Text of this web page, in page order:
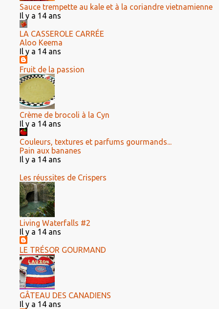
Sauce trempette au kale et à la coriandre vietnamienne
Il y a 14 ans
LA CASSEROLE CARRÉE
Aloo Keema
Il y a 14 ans
Fruit de la passion
Crème de brocoli à la Cyn
Il y a 14 ans
Couleurs, textures et parfums gourmands...
Pain aux bananes
Il y a 14 ans
Les réussites de Crispers
Living Waterfalls #2
Il y a 14 ans
LE TRÉSOR GOURMAND
GÂTEAU DES CANADIENS
Il y a 14 ans